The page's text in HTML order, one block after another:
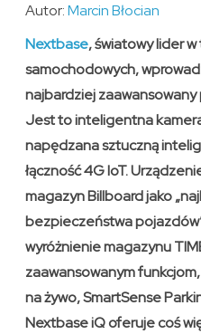
Autor:Marcin Błocian
Nextbase, światowy lider
samochodowych,
najbardziej
Jest to inteligentna
napędzana sztuczną
łączność 4G IoT.
magazyn Billboard jako
bezpieczeństwa
wyróżnienie magazynu
zaawansowanym
na żywo, SmartSense
Nextbase iQ oferuje coś